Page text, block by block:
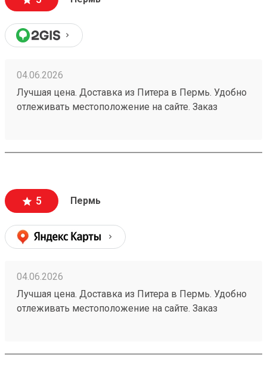
04.06.2026
Лучшая цена. Доставка из Питера в Пермь. Удобно
отлеживать местоположение на сайте. Заказ
5 Пермь
04.06.2026
Лучшая цена. Доставка из Питера в Пермь. Удобно
отлеживать местоположение на сайте. Заказ